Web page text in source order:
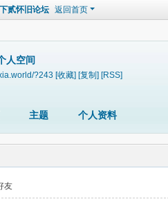
贰怀旧论坛 返回首页
人空间
?243 [收藏] [复制] [RSS]
主题 个人资料
友